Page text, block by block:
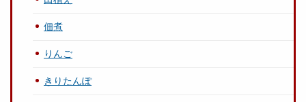
佃煮
りんご
きりたんぽ